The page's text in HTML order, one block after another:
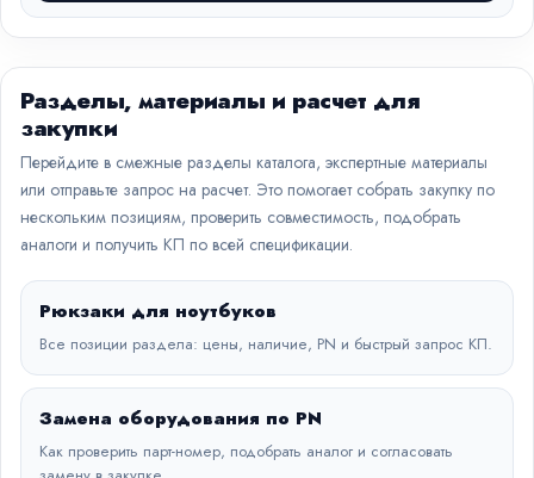
Разделы, материалы и расчет для
закупки
Перейдите в смежные разделы каталога, экспертные материалы
или отправьте запрос на расчет. Это помогает собрать закупку по
нескольким позициям, проверить совместимость, подобрать
аналоги и получить КП по всей спецификации.
Рюкзаки для ноутбуков
Все позиции раздела: цены, наличие, PN и быстрый запрос КП.
Замена оборудования по PN
Как проверить парт-номер, подобрать аналог и согласовать